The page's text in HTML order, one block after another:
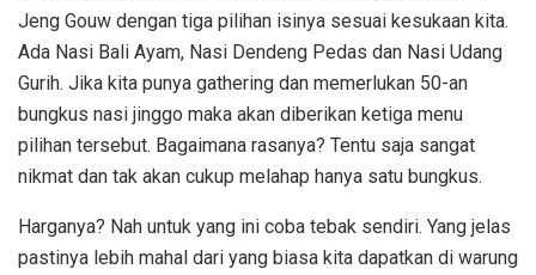
Jeng Gouw dengan tiga pilihan isinya sesuai kesukaan kita.
Ada Nasi Bali Ayam, Nasi Dendeng Pedas dan Nasi Udang
Gurih. Jika kita punya gathering dan memerlukan 50-an
bungkus nasi jinggo maka akan diberikan ketiga menu
pilihan tersebut. Bagaimana rasanya? Tentu saja sangat
nikmat dan tak akan cukup melahap hanya satu bungkus.
Harganya? Nah untuk yang ini coba tebak sendiri. Yang jelas
pastinya lebih mahal dari yang biasa kita dapatkan di warung